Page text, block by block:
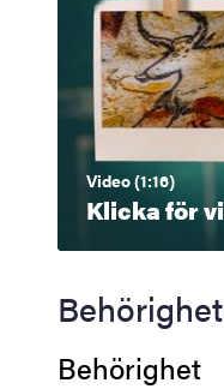
Video (1:16)
Klicka för
Behörighet